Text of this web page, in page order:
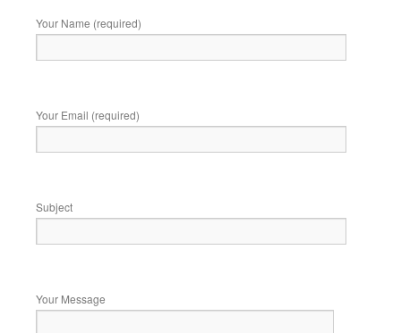
Your Name (required)
Your Email (required)
Subject
Your Message